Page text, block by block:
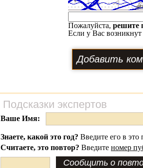
Пожалуйста, решите
Если у Вас
Подсказки экспертов
Ваше Имя:
Знаете, какой это год? Введите его в это
Считаете, это повтор? Введите номер